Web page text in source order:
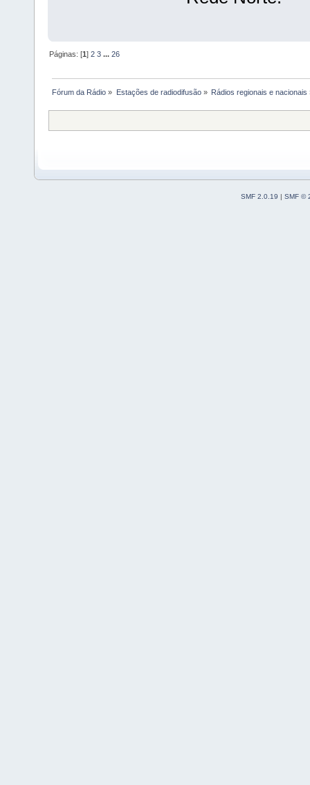
Páginas: [1]2 3 ...26
Fórum da Rádio » Estações de radiodifusão» Rádios regionais e nacionais
SMF 2.0.19 | SMF ©